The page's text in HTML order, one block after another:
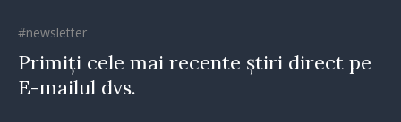
#newsletter
Primiți cele mai recente știri direct pe
E-mailul dvs.